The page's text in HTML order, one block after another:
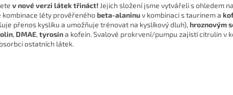
v nové verzi látek třináct! Jejich složení jsme vytvářeli s ohledem
kombinace léty prověřenéhobeta-alaninuv kombinaci s taurinem a
přenos kyslíku a umožňuje trénovat na kyslíkový dluh), hroznovým
, DMAE, tyrosina kofein. Svalové prokrvení/pumpu zajistí citrulin v
ostatních látek.